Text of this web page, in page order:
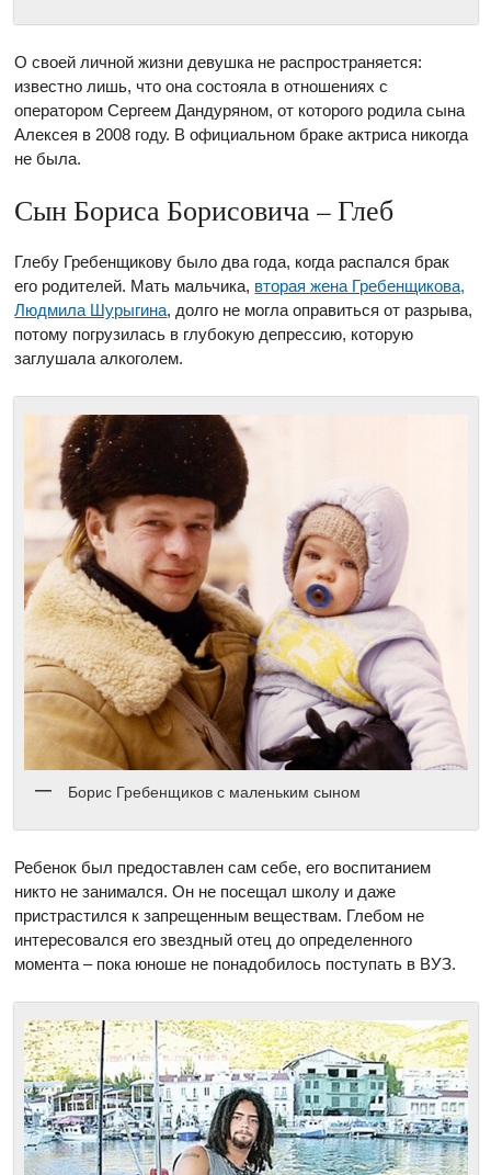
О своей личной жизни девушка не распространяется:
известно лишь, что она состояла в отношениях с
оператором Сергеем Дандуряном, от которого родила сына
Алексея в 2008 году. В официальном браке актриса никогда
не была.
Сын Бориса Борисовича – Глеб
Глебу Гребенщикову было два года, когда распался брак
его родителей. Мать мальчика, вторая жена Гребенщикова,
Людмила Шурыгина, долго не могла оправиться от разрыва,
потому погрузилась в глубокую депрессию, которую
заглушала алкоголем.
Борис Гребенщиков с маленьким сыном
Ребенок был предоставлен сам себе, его воспитанием
никто не занимался. Он не посещал школу и даже
пристрастился к запрещенным веществам. Глебом не
интересовался его звездный отец до определенного
момента – пока юноше не понадобилось поступать в ВУЗ.